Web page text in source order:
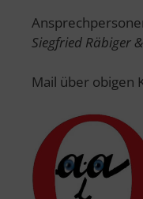
Siegfried Räbiger
Mail über obigen